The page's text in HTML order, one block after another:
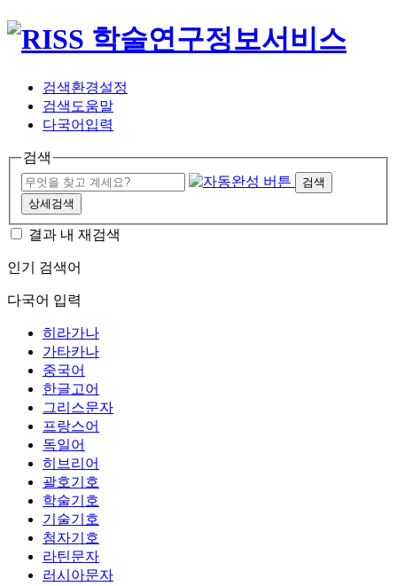
검색환경설정
검색도움말
다국어입력
검색
검색
상세검색
결과 내 재검색
인기 검색어
다국어 입력
히라가나
가타카나
중국어
한글고어
그리스문자
프랑스어
독일어
히브리어
괄호기호
학술기호
기술기호
첨자기호
라틴문자
러시아문자